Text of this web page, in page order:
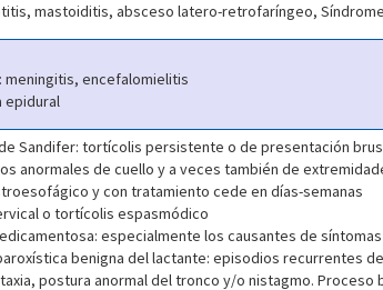
mastoiditis, absceso latero-retrofaríngeo,
meningitis, encefalomielitis
epidural
Sandifer: tortícolis persistente o de presentación
anormales de cuello y a veces también de
y con tratamiento cede en días-semanas
o tortícolis espasmódico
especialmente los causantes de
benigna del lactante: episodios recurrentes
postura anormal del tronco y/o nistagmo.